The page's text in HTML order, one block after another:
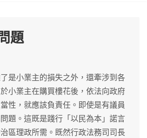
題
是小業主的損失之外，還牽涉到各
小業主在購買樓花後，依法向政府
性，就應該負責任。即使是有議員
題。這既是踐行「以民為本」諾言
區理政所需。既然行政法務司司長